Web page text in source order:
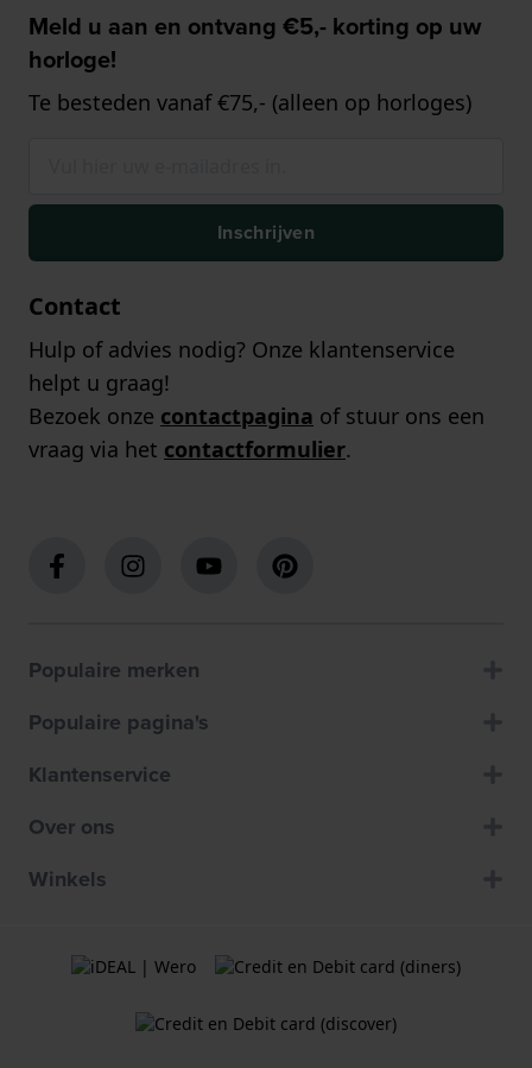
Meld u aan en ontvang €5,- korting op uw
horloge!
Te besteden vanaf €75,- (alleen op horloges)
Inschrijven
Contact
Hulp of advies nodig? Onze klantenservice
helpt u graag!
Bezoek onze contactpagina of stuur ons een
vraag via het contactformulier.
Populaire merken
Populaire pagina's
Klantenservice
Over ons
Winkels